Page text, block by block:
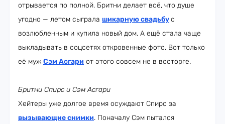
отрывается по полной. Бритни делает всё, что душе
угодно — летом сыграла шикарную свадьбус
возлюбленным и купила новый дом. А ещё стала чаще
выкладывать в соцсетях откровенные фото. Вот только
её муж Сэм Асгари от этого совсем не в восторге.
Бритни Спирс и Сэм Асгари
Хейтеры уже долгое время осуждают Спирс за
вызывающие снимки. Поначалу Сэм пытался